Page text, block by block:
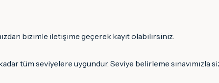
bizimle iletişime geçerek kayıt olabilirsiniz.
tüm seviyelere uygundur. Seviye belirleme sınavımızla